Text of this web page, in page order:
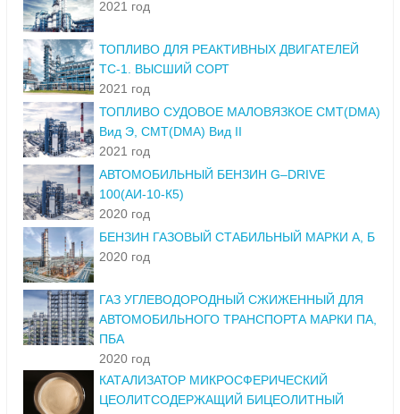
2021 год
ТОПЛИВО ДЛЯ РЕАКТИВНЫХ ДВИГАТЕЛЕЙ
ТС-1. ВЫСШИЙ СОРТ
2021 год
ТОПЛИВО СУДОВОЕ МАЛОВЯЗКОЕ СМТ(DMA)
Вид Э, СМТ(DMA) Вид II
2021 год
АВТОМОБИЛЬНЫЙ БЕНЗИН G–DRIVE
100(АИ-10-К5)
2020 год
БЕНЗИН ГАЗОВЫЙ СТАБИЛЬНЫЙ МАРКИ А, Б
2020 год
ГАЗ УГЛЕВОДОРОДНЫЙ СЖИЖЕННЫЙ ДЛЯ
АВТОМОБИЛЬНОГО ТРАНСПОРТА МАРКИ ПА,
ПБА
2020 год
КАТАЛИЗАТОР МИКРОСФЕРИЧЕСКИЙ
ЦЕОЛИТСОДЕРЖАЩИЙ БИЦЕОЛИТНЫЙ